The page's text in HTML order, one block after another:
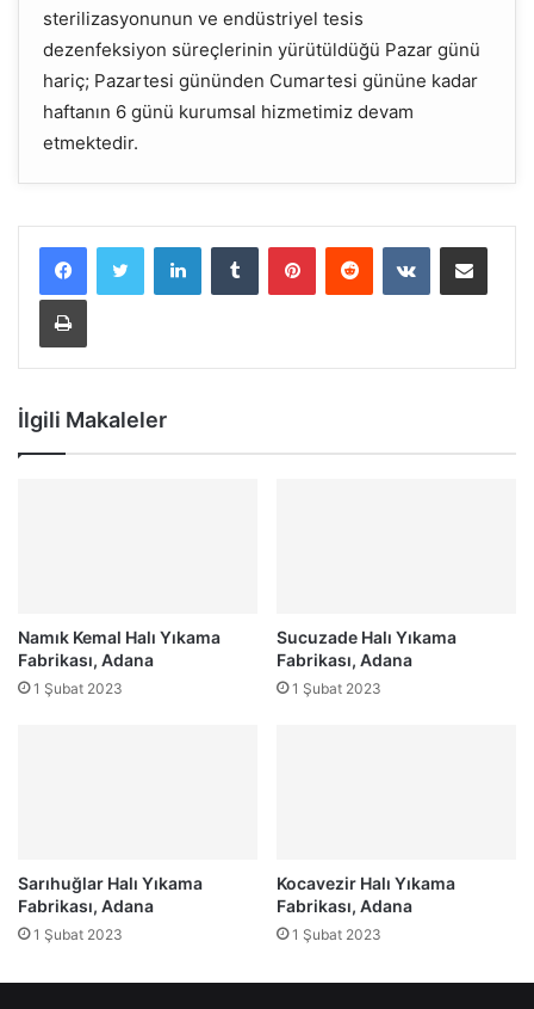
sterilizasyonunun ve endüstriyel tesis
dezenfeksiyon süreçlerinin yürütüldüğü Pazar günü
hariç; Pazartesi gününden Cumartesi gününe kadar
haftanın 6 günü kurumsal hizmetimiz devam
etmektedir.
İlgili Makaleler
Namık Kemal Halı Yıkama
Fabrikası, Adana
1 Şubat 2023
Sucuzade Halı Yıkama
Fabrikası, Adana
1 Şubat 2023
Sarıhuğlar Halı Yıkama
Fabrikası, Adana
1 Şubat 2023
Kocavezir Halı Yıkama
Fabrikası, Adana
1 Şubat 2023